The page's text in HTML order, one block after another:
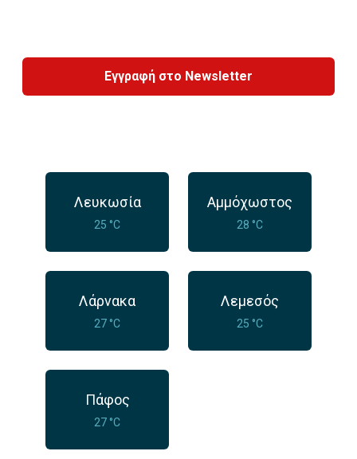
Εγγραφή στο Newsletter
Λευκωσία
25 °C
Αμμόχωστος
28 °C
Λάρνακα
27 °C
Λεμεσός
25 °C
Πάφος
27 °C